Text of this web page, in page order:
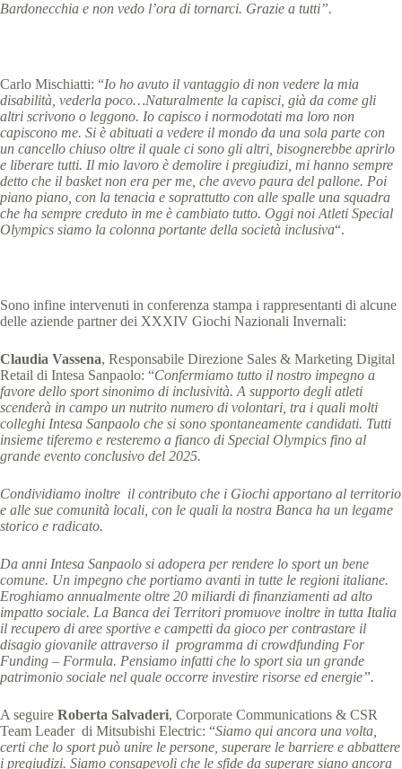
Bardonecchia e non vedo l’ora di tornarci. Grazie a tutti”.
Carlo Mischiatti: “Io ho avuto il vantaggio di non vedere la mia
disabilità, vederla poco…Naturalmente la capisci, già da come gli
altri scrivono o leggono. Io capisco i normodotati ma loro non
capiscono me. Si è abituati a vedere il mondo da una sola parte con
un cancello chiuso oltre il quale ci sono gli altri, bisognerebbe aprirlo
e liberare tutti. Il mio lavoro è demolire i pregiudizi, mi hanno sempre
detto che il basket non era per me, che avevo paura del pallone. Poi
piano piano, con la tenacia e soprattutto con alle spalle una squadra
che ha sempre creduto in me è cambiato tutto. Oggi noi Atleti Special
Olympics siamo la colonna portante della società inclusiva“.
Sono infine intervenuti in conferenza stampa i rappresentanti di alcune
delle aziende partner dei XXXIV Giochi Nazionali Invernali:
Claudia Vassena, Responsabile Direzione Sales & Marketing Digital
Retail di Intesa Sanpaolo: “Confermiamo tutto il nostro impegno a
favore dello sport sinonimo di inclusività. A supporto degli atleti
scenderà in campo un nutrito numero di volontari, tra i quali molti
colleghi Intesa Sanpaolo che si sono spontaneamente candidati. Tutti
insieme tiferemo e resteremo a fianco di Special Olympics fino al
grande evento conclusivo del 2025.
Condividiamo inoltre il contributo che i Giochi apportano al territorio
e alle sue comunità locali, con le quali la nostra Banca ha un legame
storico e radicato.
Da anni Intesa Sanpaolo si adopera per rendere lo sport un bene
comune. Un impegno che portiamo avanti in tutte le regioni italiane.
Eroghiamo annualmente oltre 20 miliardi di finanziamenti ad alto
impatto sociale. La Banca dei Territori promuove inoltre in tutta Italia
il recupero di aree sportive e campetti da gioco per contrastare il
disagio giovanile attraverso il programma di crowdfunding For
Funding – Formula. Pensiamo infatti che lo sport sia un grande
patrimonio sociale nel quale occorre investire risorse ed energie”.
A seguire Roberta Salvaderi, Corporate Communications & CSR
Team Leader di Mitsubishi Electric: “Siamo qui ancora una volta,
certi che lo sport può unire le persone, superare le barriere e abbattere
i pregiudizi. Siamo consapevoli che le sfide da superare siano ancora